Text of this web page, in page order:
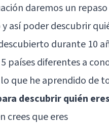
daremos un
así poder descubrir
durante 10
países diferentes a
que he aprendido de
descubrir quién
crees que eres